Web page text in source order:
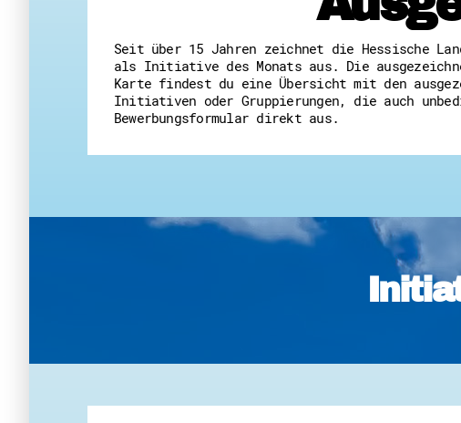
Seit über 15 Jahren zeichnet die Hessische
als Initiative des Monats aus. Die
Karte findest du eine Übersicht mit den
Initiativen oder Gruppierungen, die auch
Bewerbungsformular direkt aus.